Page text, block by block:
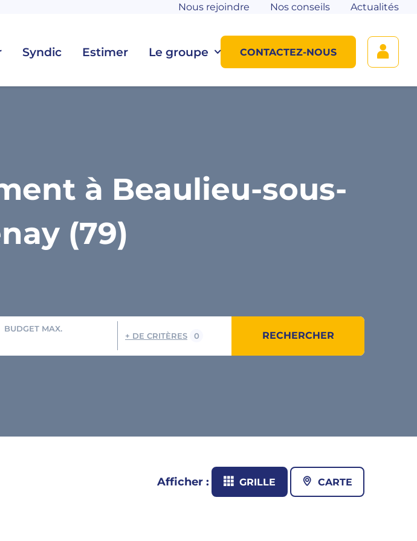
Syndic Estimer Le groupe
Nous rejoindre Nos conseils Actualités
CONTACTEZ-NOUS
à Beaulieu-sous-
(79)
BUDGET MAX.
+ DE CRITÈRES 0 RECHERCHER
Afficher : GRILLE CARTE